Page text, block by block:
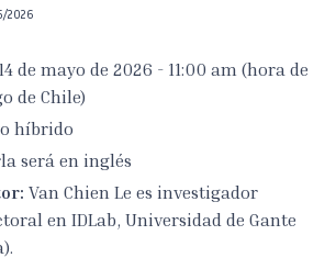
2026
de mayo de 2026 - 11:00 am (hora de
de Chile)
híbrido
será en inglés
Van Chien Le es investigador
en IDLab, Universidad de Gante